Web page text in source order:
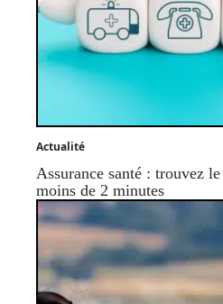
Actualité
Assurance santé : trouvez
moins de 2 minutes